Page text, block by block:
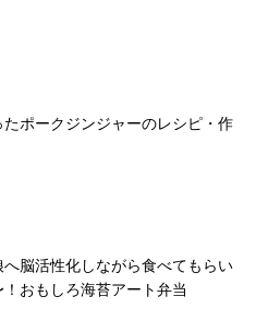
ポークジンジャーのレシピ・作
へ脳活性化しながら食べてもらい
！おもしろ海苔アート弁当